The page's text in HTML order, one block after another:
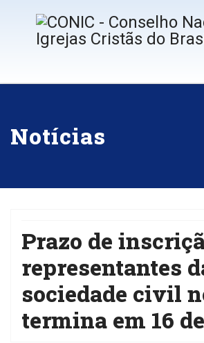
Notícias
Prazo de
representantes
sociedade civil
termina em 16